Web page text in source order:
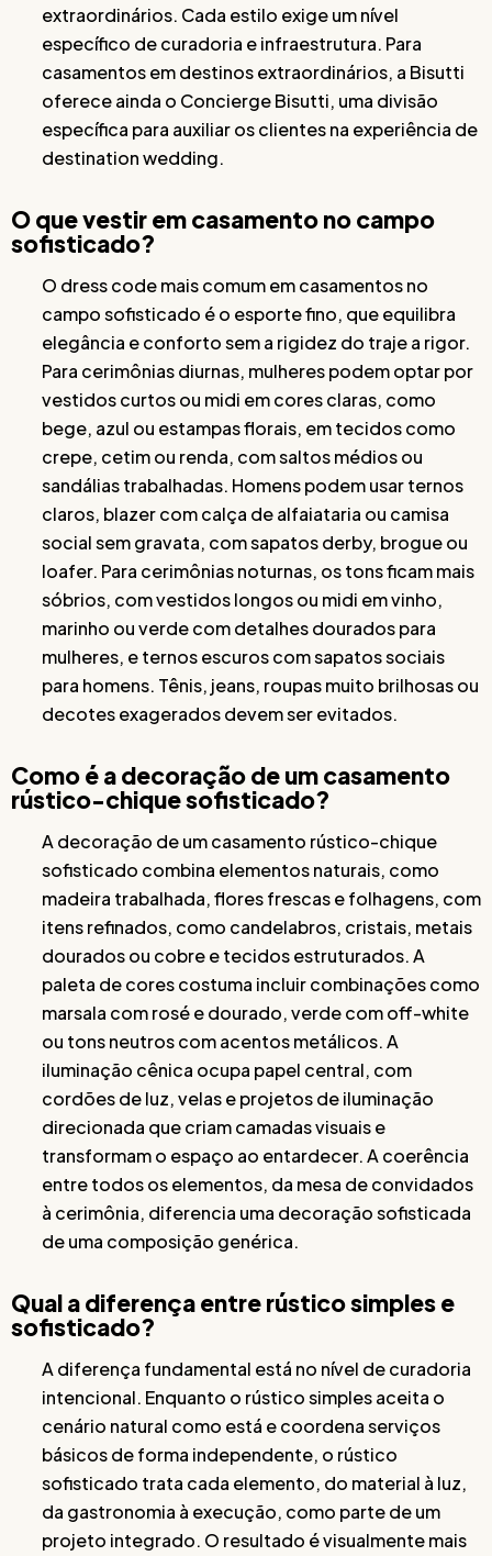
extraordinários. Cada estilo exige um nível
específico de curadoria e infraestrutura. Para
casamentos em destinos extraordinários, a Bisutti
oferece ainda o Concierge Bisutti, uma divisão
específica para auxiliar os clientes na experiência de
destination wedding.
O que vestir em casamento no campo
sofisticado?
O dress code mais comum em casamentos no
campo sofisticado é o esporte fino, que equilibra
elegância e conforto sem a rigidez do traje a rigor.
Para cerimônias diurnas, mulheres podem optar por
vestidos curtos ou midi em cores claras, como
bege, azul ou estampas florais, em tecidos como
crepe, cetim ou renda, com saltos médios ou
sandálias trabalhadas. Homens podem usar ternos
claros, blazer com calça de alfaiataria ou camisa
social sem gravata, com sapatos derby, brogue ou
loafer. Para cerimônias noturnas, os tons ficam mais
sóbrios, com vestidos longos ou midi em vinho,
marinho ou verde com detalhes dourados para
mulheres, e ternos escuros com sapatos sociais
para homens. Tênis, jeans, roupas muito brilhosas ou
decotes exagerados devem ser evitados.
Como é a decoração de um casamento
rústico-chique sofisticado?
A decoração de um casamento rústico-chique
sofisticado combina elementos naturais, como
madeira trabalhada, flores frescas e folhagens, com
itens refinados, como candelabros, cristais, metais
dourados ou cobre e tecidos estruturados. A
paleta de cores costuma incluir combinações como
marsala com rosé e dourado, verde com off-white
ou tons neutros com acentos metálicos. A
iluminação cênica ocupa papel central, com
cordões de luz, velas e projetos de iluminação
direcionada que criam camadas visuais e
transformam o espaço ao entardecer. A coerência
entre todos os elementos, da mesa de convidados
à cerimônia, diferencia uma decoração sofisticada
de uma composição genérica.
Qual a diferença entre rústico simples e
sofisticado?
A diferença fundamental está no nível de curadoria
intencional. Enquanto o rústico simples aceita o
cenário natural como está e coordena serviços
básicos de forma independente, o rústico
sofisticado trata cada elemento, do material à luz,
da gastronomia à execução, como parte de um
projeto integrado. O resultado é visualmente mais